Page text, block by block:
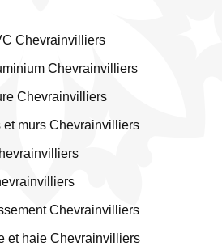
Chevrainvilliers
Chevrainvilliers
Chevrainvilliers
et murs Chevrainvilliers
Chevrainvilliers
et haie Chevrainvilliers